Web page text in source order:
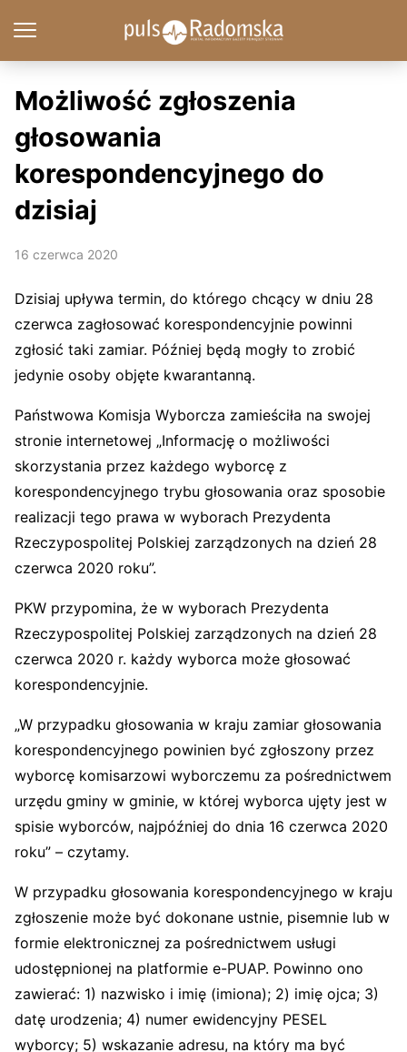
Możliwość zgłoszenia
głosowania
korespondencyjnego do
dzisiaj
16 czerwca 2020
Dzisiaj upływa termin, do którego chcący w dniu 28
czerwca zagłosować korespondencyjnie powinni
zgłosić taki zamiar. Później będą mogły to zrobić
jedynie osoby objęte kwarantanną.
Państwowa Komisja Wyborcza zamieściła na swojej
stronie internetowej „Informację o możliwości
skorzystania przez każdego wyborcę z
korespondencyjnego trybu głosowania oraz sposobie
realizacji tego prawa w wyborach Prezydenta
Rzeczypospolitej Polskiej zarządzonych na dzień 28
czerwca 2020 roku”.
PKW przypomina, że w wyborach Prezydenta
Rzeczypospolitej Polskiej zarządzonych na dzień 28
czerwca 2020 r. każdy wyborca może głosować
korespondencyjnie.
„W przypadku głosowania w kraju zamiar głosowania
korespondencyjnego powinien być zgłoszony przez
wyborcę komisarzowi wyborczemu za pośrednictwem
urzędu gminy w gminie, w której wyborca ujęty jest w
spisie wyborców, najpóźniej do dnia 16 czerwca 2020
roku” – czytamy.
W przypadku głosowania korespondencyjnego w kraju
zgłoszenie może być dokonane ustnie, pisemnie lub w
formie elektronicznej za pośrednictwem usługi
udostępnionej na platformie e-PUAP. Powinno ono
zawierać: 1) nazwisko i imię (imiona); 2) imię ojca; 3)
datę urodzenia; 4) numer ewidencyjny PESEL
wyborcy; 5) wskazanie adresu, na który ma być